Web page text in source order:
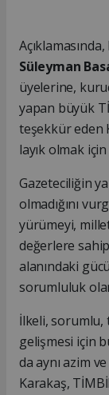
Süleyman
üyelerine,
yapan büyük
teşekkür eden
layık olmak
Gazeteciliğin
olmadığını
yürümeyi,
değerlere
alanındaki
sorumluluk
İlkeli, sorumlu,
gelişmesi için
da aynı azim
Karakaş,